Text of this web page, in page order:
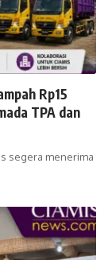
Rp15
TPA dan
segera menerima